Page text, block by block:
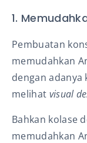
1.
Pembuatan
memudahkan
dengan adanya
melihat visual
Bahkan kolase
memudahkan